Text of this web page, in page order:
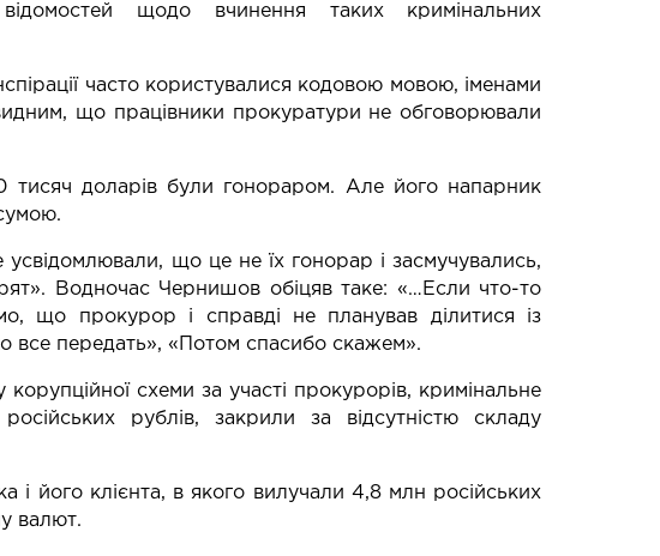
щодо вчинення таких кримінальних
часто користувалися кодовою мовою, іменами
що працівники прокуратури не обговорювали
доларів були гонораром. Але його напарник
що це не їх гонорар і засмучувались,
Водночас Чернишов обіцяв таке: «…Если что-то
що прокурор і справді не планував ділитися із
все передать», «Потом спасибо скажем».
схеми за участі прокурорів, кримінальне
рублів, закрили за відсутністю складу
і його клієнта, в якого вилучали 4,8 млн російських
валют.